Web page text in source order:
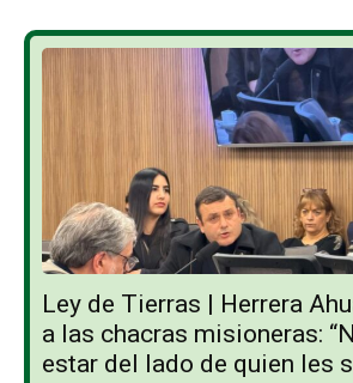
Ley de Tierras | Herrera
a las chacras misioneras:
estar del lado de quien les